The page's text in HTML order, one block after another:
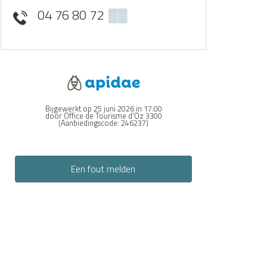
04 76 80 72 ▒▒
Bijgewerkt op 25 juni 2026 in 17:00
door Office de Tourisme d'Oz 3300
(Aanbiedingscode:246237)
Een fout melden